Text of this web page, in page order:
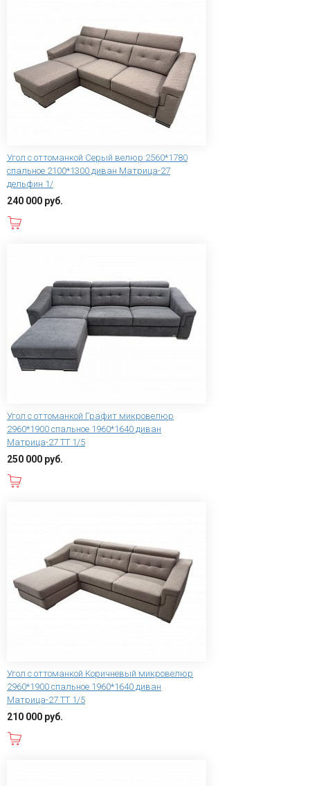
Угол с оттоманкой Серый велюр 2560*1780
спальное 2100*1300 диван Матрица-27
дельфин 1/
240 000 руб.
Угол с оттоманкой Графит микровелюр
2960*1900 спальное 1960*1640 диван
Матрица-27 ТТ 1/5
250 000 руб.
Угол с оттоманкой Коричневый микровелюр
2960*1900 спальное 1960*1640 диван
Матрица-27 ТТ 1/5
210 000 руб.